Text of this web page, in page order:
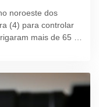
noroeste dos
(4) para controlar
mais de 65 mil
centenas de